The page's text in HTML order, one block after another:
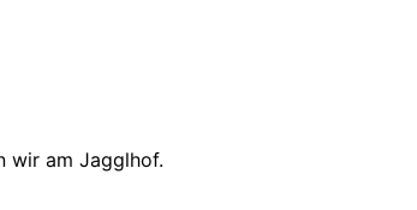
wir am Jagglhof.